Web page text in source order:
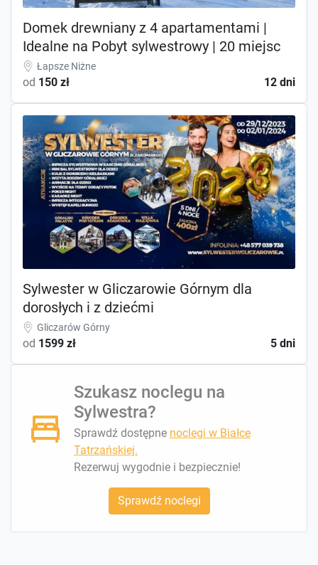
Domek drewniany z 4 apartamentami |
Idealne na Pobyt sylwestrowy | 20 miejsc
Łapsze Niżne
od 150 zł 12 dni
Sylwester w Gliczarowie Górnym dla
dorosłych i z dziećmi
Gliczarów Górny
od 1599 zł 5 dni
Szukasz noclegu na
Sylwestra?
Sprawdź dostępne noclegi w Białce
Tatrzańskiej.
Rezerwuj wygodnie i bezpiecznie!
Sprawdź noclegi